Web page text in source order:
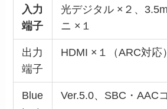
入力
端子
光デジタル ×２、
ニ ×１
出力
端子
HDMI ×１（ARC対応）
Blue
Ver.5.0、SBC・AAC